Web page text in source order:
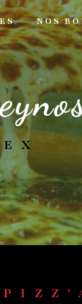
NOS